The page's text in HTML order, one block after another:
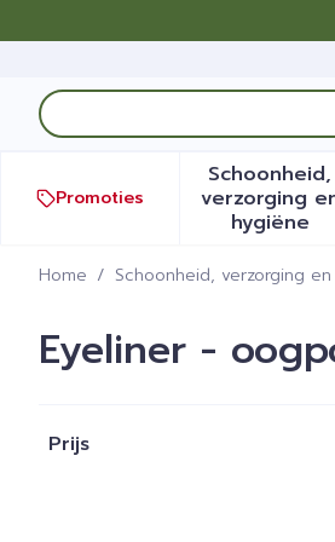
Product, merk, categorie...
Promoties
Schoonheid,
verzorging
hygiëne
Toon
Home / Schoonheid, verzorging
Eyeliner -
Prijs